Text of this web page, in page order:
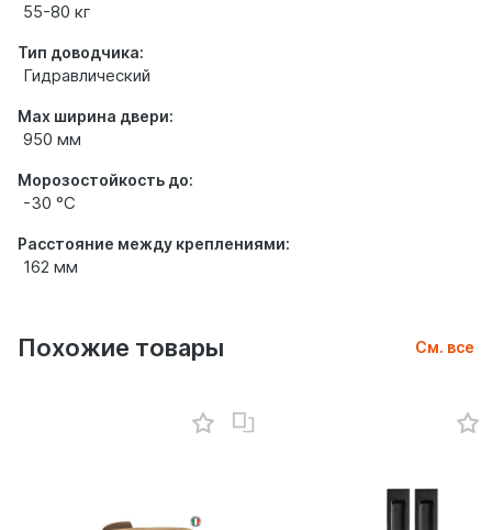
55-80 кг
Тип доводчика:
Гидравлический
Max ширина двери:
950 мм
Морозостойкость до:
-30 °С
Расстояние между креплениями:
162 мм
Похожие товары См. все